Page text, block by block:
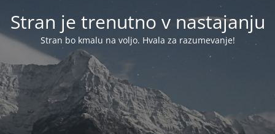
Stran je trenutno v nastajanju
Stran bo kmalu na voljo. Hvala za razumevanje!